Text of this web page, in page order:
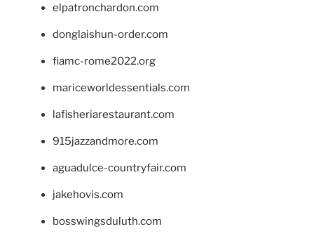
elpatronchardon.com
donglaishun-order.com
fiamc-rome2022.org
mariceworldessentials.com
lafisheriarestaurant.com
915jazzandmore.com
aguadulce-countryfair.com
jakehovis.com
bosswingsduluth.com